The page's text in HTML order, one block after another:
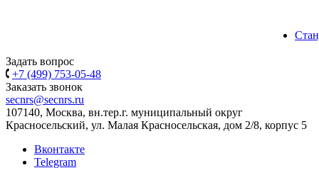
Задать вопрос
+7 (499) 753-05-48
Заказать звонок
secnrs@secnrs.ru
107140, Москва, вн.тер.г. муниципальный округ
Красносельский, ул. Малая Красносельская, дом 2/8, корпус 5
Вконтакте
Telegram